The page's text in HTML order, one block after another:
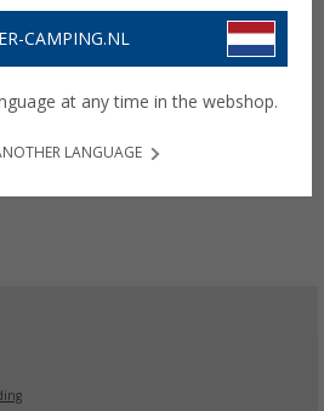
CAMPING.NL
at any time in the webshop.
LANGUAGE